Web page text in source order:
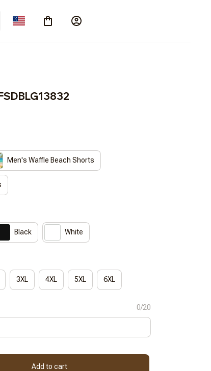
Men's Waffle Beach Shorts
Black White
3XL 4XL 5XL 6XL
0/20
Add to cart